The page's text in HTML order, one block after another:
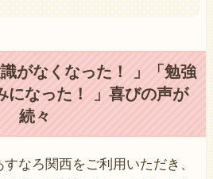
がなくなった！ 」「勉強
になった！ 」喜びの声が
続々
なろ関西をご利用いただき、